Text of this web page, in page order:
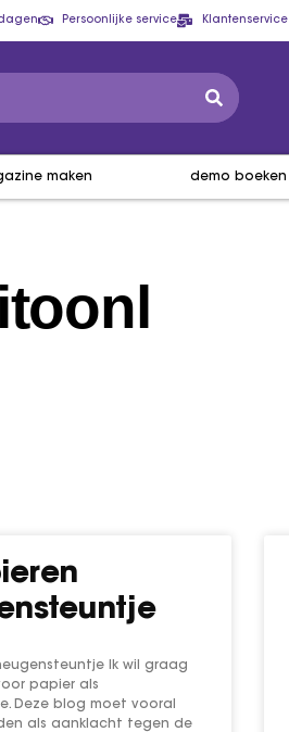
Persoonlijke service Klantenservice
maken demo boeken
Ik wil graag
papier als
Deze blog moet vooral
als aanklacht tegen de